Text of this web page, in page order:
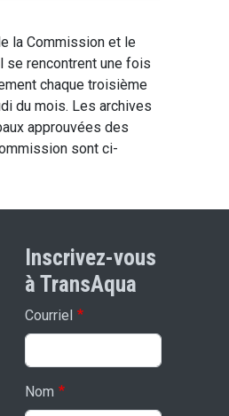
la Commission et le
se rencontrent une fois
chaque troisième
du mois. Les archives
approuvées des
sont ci-
Inscrivez-vous
à TransAqua
Courriel
Nom